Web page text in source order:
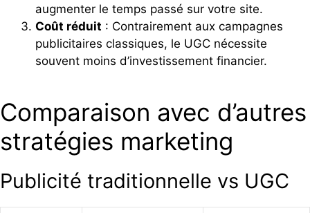
augmenter le temps passé sur votre site.
Coût réduit : Contrairement aux campagnes
publicitaires classiques, le UGC nécessite
souvent moins d’investissement financier.
Comparaison avec d’autres
stratégies marketing
Publicité traditionnelle vs UGC